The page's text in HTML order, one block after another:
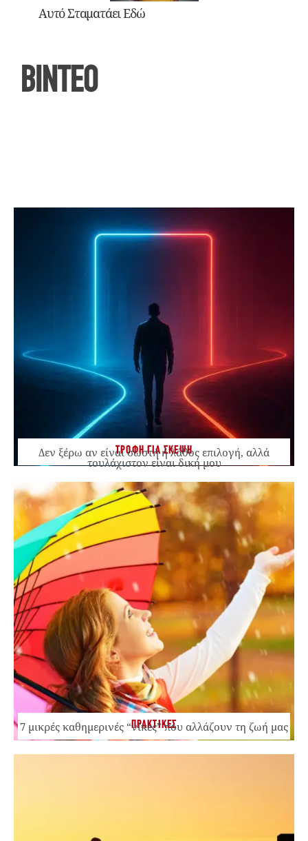
Αυτό Σταματάει Εδώ
ΒΙΝΤΕΟ
ΤΡΟΦΗ ΓΙΑ ΣΚΕΨΗ
Δεν ξέρω αν είναι σωστή ή λάθος επιλογή, αλλά
τουλάχιστον είναι δική μου
ΠΡΑΚΤΙΚΕΣ
7 μικρές καθημερινές “νίκες” που αλλάζουν τη ζωή μας